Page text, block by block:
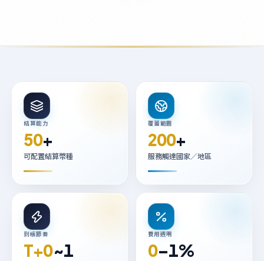
結算能力
50+
可配置結算幣種
覆蓋範圍
200+
服務觸達國家／地區
到帳節奏
T+0~1
費用透明
0–1%